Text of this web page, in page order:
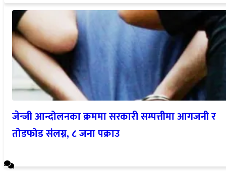
जेन्जी आन्दोलनका क्रममा सरकारी सम्पत्तीमा आगजनी र
तोडफोड संलग्न, ८ जना पक्राउ